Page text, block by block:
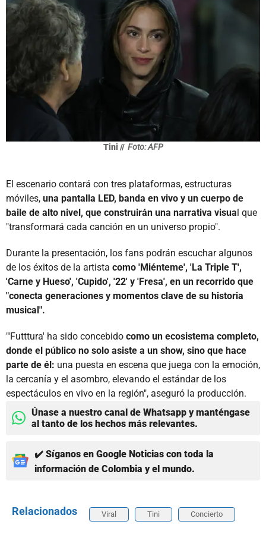
Tini // Foto: AFP
El escenario contará con tres plataformas, estructuras
móviles, una pantalla LED, banda en vivo y un cuerpo de
baile de alto nivel, que construirán una narrativa visual que
"transformará cada canción en un universo propio".
Durante la presentación, los fans podrán escuchar algunos
de los éxitos de la artista como 'Miénteme', 'La Triple T',
'Carne y Hueso', 'Cupido', '22' y 'Fresa', en un recorrido que
"conecta generaciones y momentos clave de su historia
musical".
"'Futttura' ha sido concebido como un ecosistema completo,
donde el público no solo asiste a un show, sino que hace
parte de él: una puesta en escena que juega con la emoción,
la cercanía y el asombro, elevando el estándar de los
espectáculos en vivo en la región", aseguró la producción.
Únase a nuestro canal de Whatsapp y manténgase
al tanto de los hechos más relevantes.
✔️ Síganos en Google Noticias con toda la
información de Colombia y el mundo.
Relacionados Viral Tini Concierto